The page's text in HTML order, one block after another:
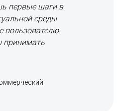
первые шаги в
среды
пользователю
принимать